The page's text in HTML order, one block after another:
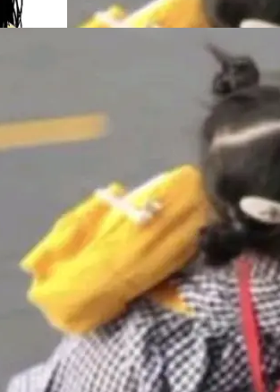
。Lawfare 调查发现，无论
度页面，均未出现近期更
才能看到第一行翻译文
式。整个 i18n 模块围绕三
INTO 与 Iceb
补齐的，正是缺失的那一
的基础上，Doris 进一步支
持 Iceberg V3 格式。
会议中心开幕。本届大会
务业质量创新联盟主办，以
——AI原生时代的质量新范
实验室走向规模化产业落地
上，《2026智能研发生产力
，Testin云测的Testin XAge
测试领域代表产品。对CI
转变：AI测试正在从效率
量基础设施。 CIO面对的新
们的焦虑清单上多了两项：
能体应用安全地从PoC走
测试团队跟得上AI应用...
：一篇关于 ADT
过就回不去了。Alex Fedos
的基石"。 他说的东西不新
ADT），尤其是和类型
清楚了一件事：这不是类
是日常编码的思维方式。 文
切入。一个网站的深色主题
+ 可空字段来表示——bool
，nullable 的默认模式、浅
会产生大量无意义的组
冲突了、全 null 了。要知道
企业 AI 平台 Clou
个开源项目 Cloudflare O
客，你会觉得这是又一
机器人"——每个大厂都在
但 Kenton Varda 在 Twitte
今天我们发布了 Cloudfla
的聊天机器人，跟其他所
，可自托管的分
团队推出了最新开源项
自己机器上运行 Cloudflare